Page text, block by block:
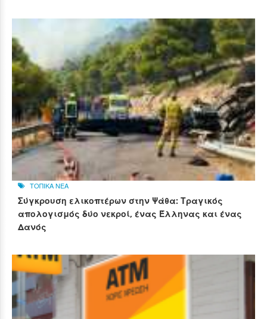
ΤΟΠΙΚΑ ΝΕΑ
Σύγκρουση ελικοπτέρων στην Ψάθα: Τραγικός
απολογισμός δύο νεκροί, ένας Έλληνας και ένας
Δανός